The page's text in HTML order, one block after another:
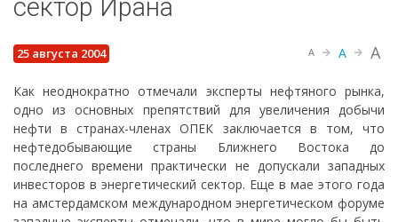
сектор Ирана
25 августа 2004 A A A
Как неоднократно отмечали эксперты нефтяного рынка,
одно из основных препятствий для увеличения добычи
нефти в странах-членах ОПЕК заключается в том, что
нефтедобывающие страны Ближнего Востока до
последнего времени практически не допускали западных
инвесторов в энергетический сектор. Еще в мае этого года
на амстердамском международном энергетическом форуме